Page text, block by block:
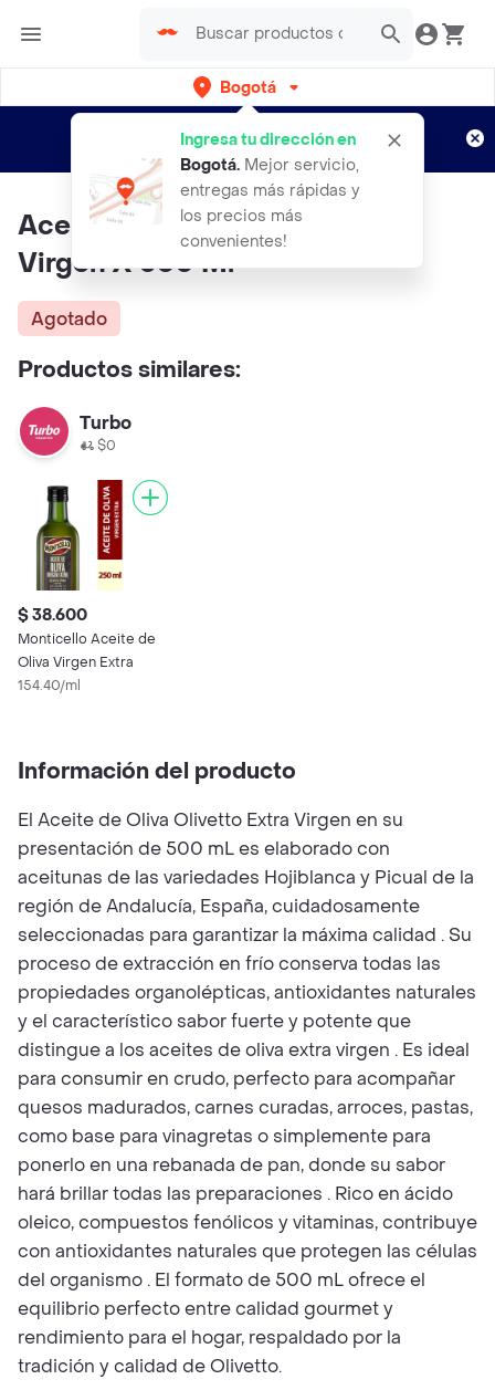
Bogotá
Ingresa tu dirección en
Bogotá. Mejor servicio,
entregas más rápidas y
los precios más
convenientes!
envíos gratis por semanas
Aplican TyC
Aceite De Oliva Olivetto Extra
Virgen X 500 Ml
Agotado
Productos similares:
Turbo
$0
$ 38.600
Monticello Aceite de
Oliva Virgen Extra
154.40/ml
Información del producto
El Aceite de Oliva Olivetto Extra Virgen en su
presentación de 500 mL es elaborado con
aceitunas de las variedades Hojiblanca y Picual de la
región de Andalucía, España, cuidadosamente
seleccionadas para garantizar la máxima calidad . Su
proceso de extracción en frío conserva todas las
propiedades organolépticas, antioxidantes naturales
y el característico sabor fuerte y potente que
distingue a los aceites de oliva extra virgen . Es ideal
para consumir en crudo, perfecto para acompañar
quesos madurados, carnes curadas, arroces, pastas,
como base para vinagretas o simplemente para
ponerlo en una rebanada de pan, donde su sabor
hará brillar todas las preparaciones . Rico en ácido
oleico, compuestos fenólicos y vitaminas, contribuye
con antioxidantes naturales que protegen las células
del organismo . El formato de 500 mL ofrece el
equilibrio perfecto entre calidad gourmet y
rendimiento para el hogar, respaldado por la
tradición y calidad de Olivetto.